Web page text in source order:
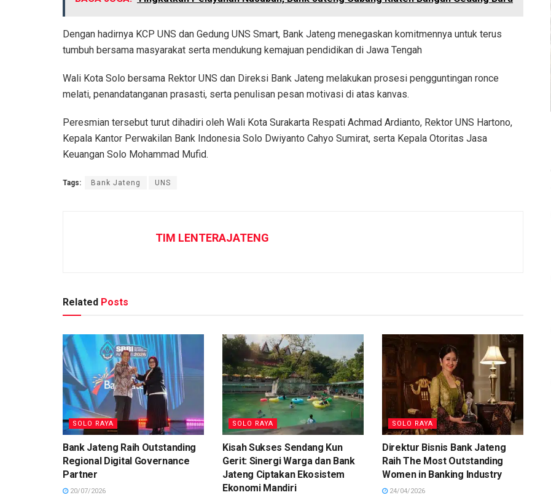
Dengan hadirnya KCP UNS dan Gedung UNS Smart, Bank Jateng menegaskan komitmennya untuk terus
tumbuh bersama masyarakat serta mendukung kemajuan pendidikan di Jawa Tengah
Wali Kota Solo bersama Rektor UNS dan Direksi Bank Jateng melakukan prosesi pengguntingan ronce
melati, penandatanganan prasasti, serta penulisan pesan motivasi di atas kanvas.
Peresmian tersebut turut dihadiri oleh Wali Kota Surakarta Respati Achmad Ardianto, Rektor UNS Hartono,
Kepala Kantor Perwakilan Bank Indonesia Solo Dwiyanto Cahyo Sumirat, serta Kepala Otoritas Jasa
Keuangan Solo Mohammad Mufid.
Tags: Bank Jateng UNS
TIM LENTERAJATENG
Related Posts
SOLO RAYA
Bank Jateng Raih Outstanding
Regional Digital Governance
Partner
20/07/2026
SOLO RAYA
Kisah Sukses Sendang Kun
Gerit: Sinergi Warga dan Bank
Jateng Ciptakan Ekosistem
Ekonomi Mandiri
SOLO RAYA
Direktur Bisnis Bank Jateng
Raih The Most Outstanding
Women in Banking Industry
24/04/2026